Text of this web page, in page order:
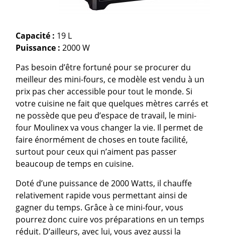
Capacité : 19 L
Puissance :2000 W
Pas besoin d’être fortuné pour se procurer du
meilleur des mini-fours, ce modèle est vendu à un
prix pas cher accessible pour tout le monde. Si
votre cuisine ne fait que quelques mètres carrés et
ne possède que peu d’espace de travail, le mini-
four Moulinex va vous changer la vie. Il permet de
faire énormément de choses en toute facilité,
surtout pour ceux qui n’aiment pas passer
beaucoup de temps en cuisine.
Doté d’une puissance de 2000 Watts, il chauffe
relativement rapide vous permettant ainsi de
gagner du temps. Grâce à ce mini-four, vous
pourrez donc cuire vos préparations en un temps
réduit. D’ailleurs, avec lui, vous avez aussi la